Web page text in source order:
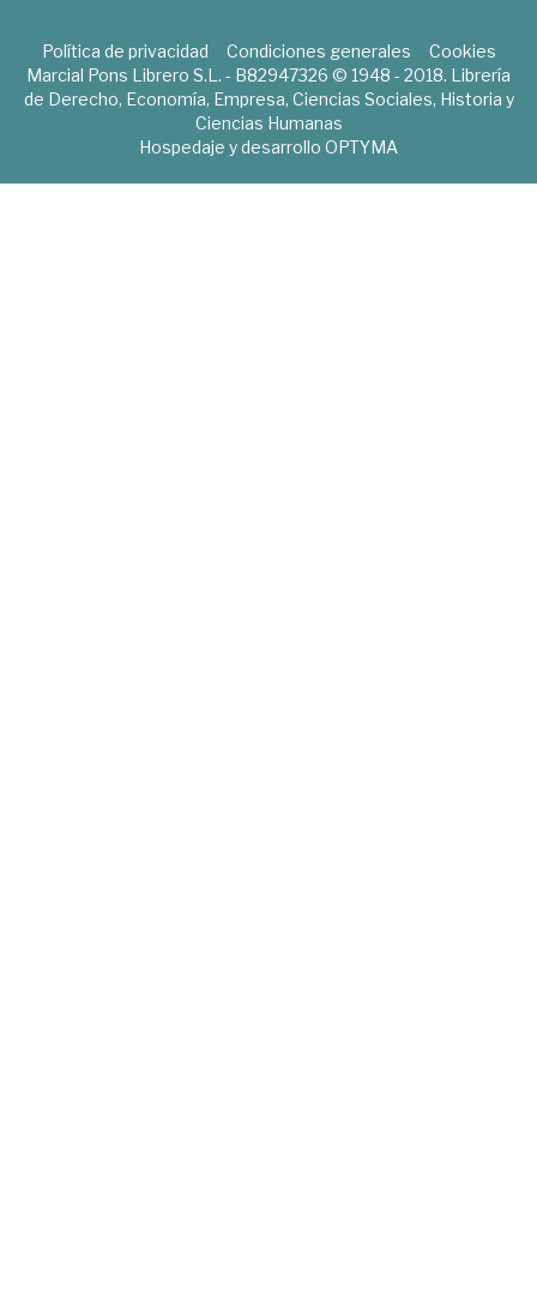
Política de privacidad Condiciones generales
Cookies
Marcial Pons Librero S.L. - B82947326 © 1948 - 2018. Librería
de Derecho, Economía, Empresa, Ciencias Sociales, Historia y
Ciencias Humanas
Hospedaje y desarrollo OPTYMA